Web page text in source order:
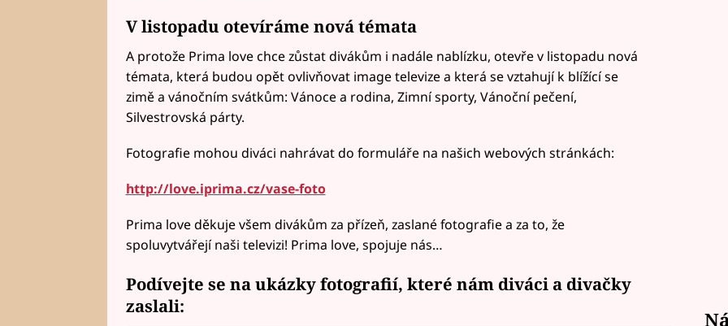
V listopadu otevíráme nová témata
A protože Prima love chce zůstat divákům i nadále nablízku, otevře v listopadu nová
témata, která budou opět ovlivňovat image televize a která se vztahují k blížící se
zimě a vánočním svátkům: Vánoce a rodina, Zimní sporty, Vánoční pečení,
Silvestrovská párty.
Fotografie mohou diváci nahrávat do formuláře na našich webových stránkách:
http://love.iprima.cz/vase-foto
Prima love děkuje všem divákům za přízeň, zaslané fotografie a za to, že
spoluvytvářejí naši televizi! Prima love, spojuje nás…
Podívejte se na ukázky fotografií, které nám diváci a divačky
zaslali: